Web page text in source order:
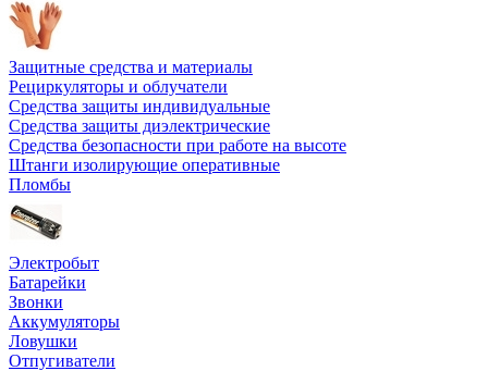
Защитные средства и материалы
Рециркуляторы и облучатели
Средства защиты индивидуальные
Средства защиты диэлектрические
Средства безопасности при работе на высоте
Штанги изолирующие оперативные
Пломбы
Электробыт
Батарейки
Звонки
Аккумуляторы
Ловушки
Отпугиватели